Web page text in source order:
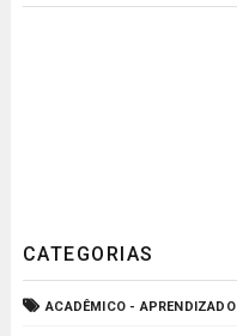
CATEGORIAS
ACADÊMICO - APRENDIZADO